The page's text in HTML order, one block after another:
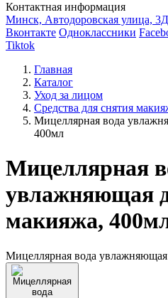
Контактная информация
Минск, Автодоровская улица, 3Д
Вконтакте Одноклассники
Tiktok
Главная
Каталог
Уход за лицом
Средства для снятия
Мицеллярная вода
400мл
Мицеллярная
увлажняющая
макияжа,
Мицеллярная вода